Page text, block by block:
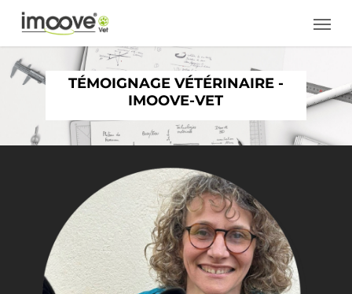
Skip
main
content
TÉMOIGNAGE VÉTÉRINAIRE -
IMOOVE-VET